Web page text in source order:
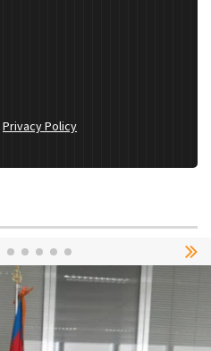
Privacy Policy